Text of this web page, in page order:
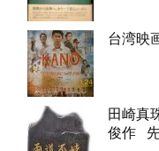
台湾映
田崎真
俊作